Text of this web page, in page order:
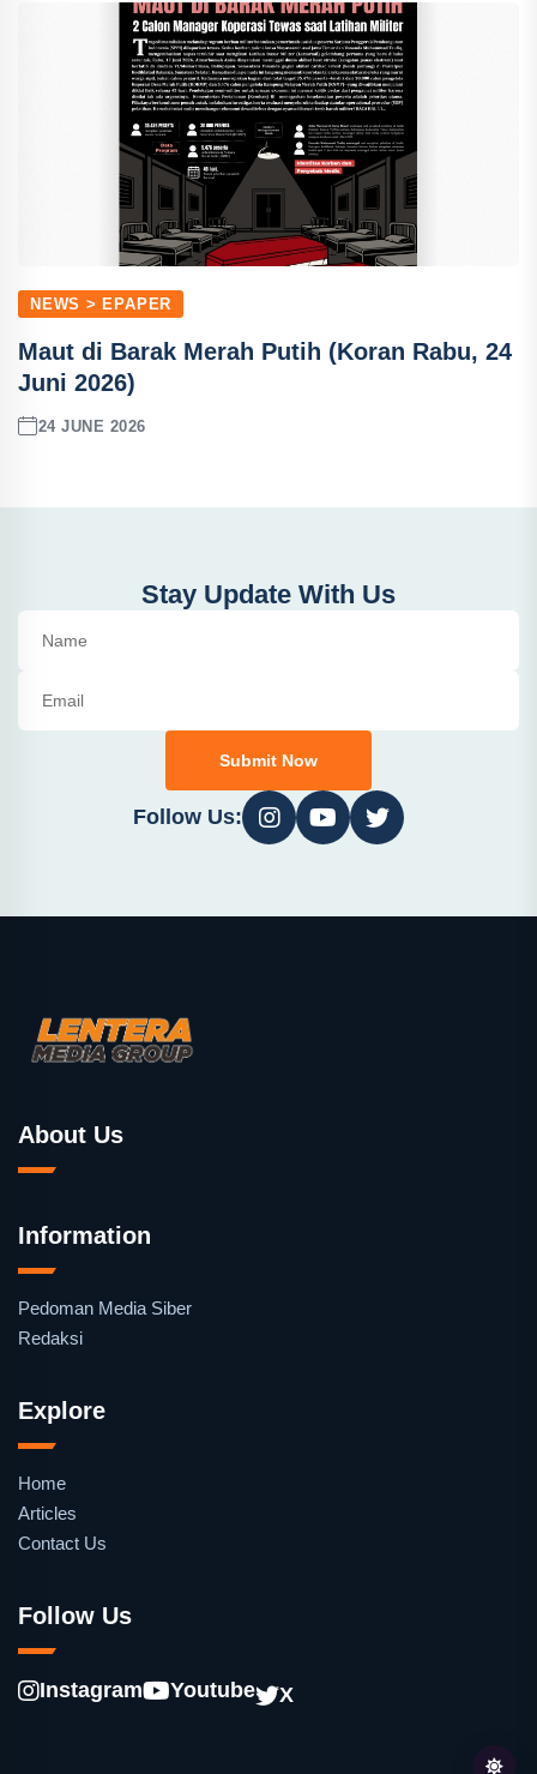
NEWS > EPAPER
Maut di Barak Merah Putih (Koran Rabu, 24
Juni 2026)
24 JUNE 2026
Stay Update With Us
Submit Now
Follow Us:
About Us
Information
Pedoman Media Siber
Redaksi
Explore
Home
Articles
Contact Us
Follow Us
Instagram Youtube X